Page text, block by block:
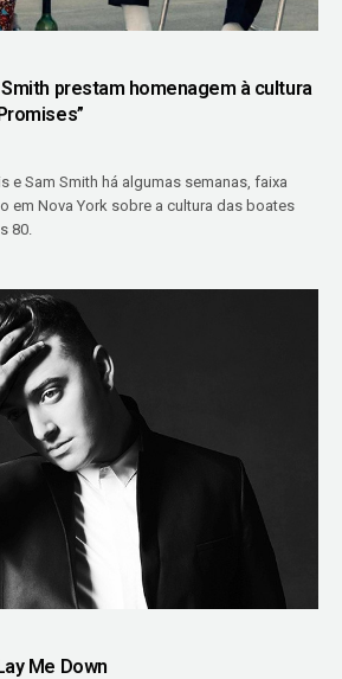
prestam homenagem à cultura
e Sam Smith há algumas semanas, faixa
em Nova York sobre a cultura das boates
80.
Me Down